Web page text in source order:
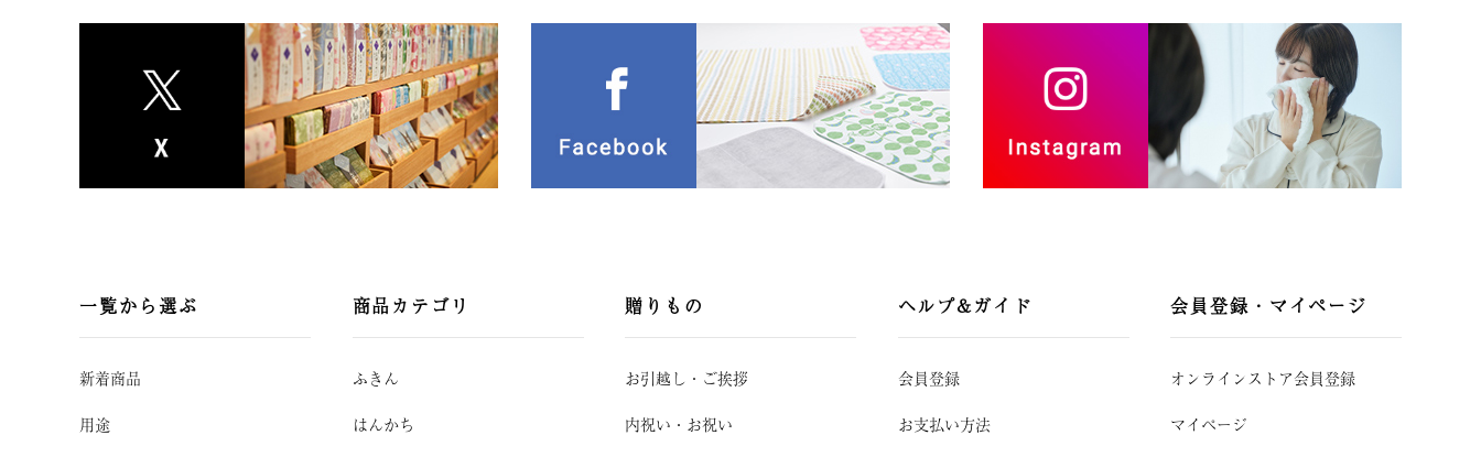
一覧から選ぶ
新着商品
用途
商品カテゴリ
ふきん
はんかち
贈りもの
お引越し ・ ご挨拶
内祝い・お祝い
ヘルプ&ガイド
会員登録
お支払い方法
会員登録・マイページ
オンラインストア会員登録
マイページ